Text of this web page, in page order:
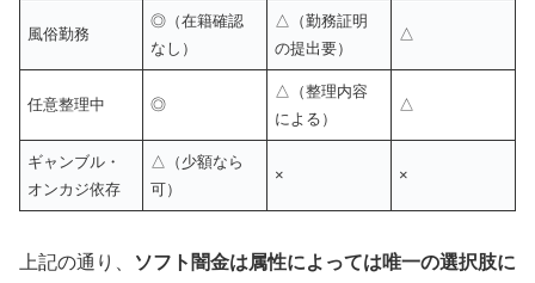
風俗勤務
◎（在籍確認
なし）
△（勤務証明
の提出要）
△
任意整理中 ◎
△（整理内容
による）
△
ギャンブル・
オンカジ依存
△（少額なら
可）
× ×
上記の通り、
ソフト闇金は属性によっては唯一の選択肢に